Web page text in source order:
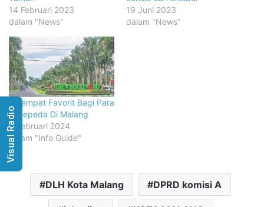
14 Februari 2023
dalam "News"
19 Juni 2023
dalam "News"
4 Tempat Favorit Bagi Para
Pesepeda Di Malang
5 Februari 2024
dalam "Info Guide"
DLH Kota Malang DPRD komisi A
Visual Radio